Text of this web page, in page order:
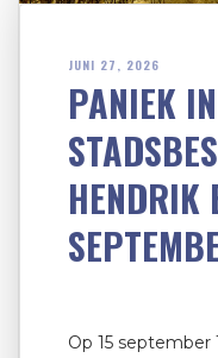
JUNI 27, 2026
PANIEK
HENDRIK
Op 15